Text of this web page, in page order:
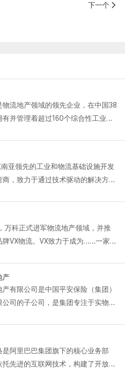
下一个
物流地产领域的领先企业，在中国38
有并管理着超过160个综合性工业园
市配送中心的高效物流网络。
斯（Prologis）的长期战略合作伙
深度参与其运营，为其遍布全国
帘门、铝合金单扇门、液压装卸平
工业风机。普洛斯相关产品年度采
以上来自Fastlink。
一套全面的通道解决方案。该方案有
类设备之间的协同作用，确保操作
并促进更快、更高效的货物装卸和
南亚领先的工业和物流基础设施开发
商，致力于通过技术驱动的解决方案
SLP凭借其专业的资产管理经验和国
不断为该地区的物流设施树立新的行
单板分段式门和液压装卸平台。
万科正式进军物流地产领域，并推
牌VX物流。VX致力于成为……一家专
标准仓库的租赁和运营的整个过程该
为电子商务、零售、第三方物流、快
冷链行业的客户提供基础设施服务。
显著增长。自 2015 年以来，
VX 建立了合作伙伴关系并签署了
，合作范围涵盖众多重点城市。中
产
有限公司是中国平安保险（集团）
公司的子公司，是集团专注于实物资
产的开发、管理和运营，致力于为
保险资本在物流地产领域进行专业
置。凭借平安集团的综合财务优势，
是阿里巴巴集团旗下的核心业务部
托先进的互联网技术，构建了开放、